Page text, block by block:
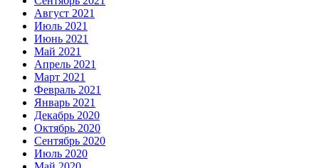
Август 2021
Июль 2021
Июнь 2021
Май 2021
Апрель 2021
Март 2021
Февраль 2021
Январь 2021
Декабрь 2020
Октябрь 2020
Сентябрь 2020
Июль 2020